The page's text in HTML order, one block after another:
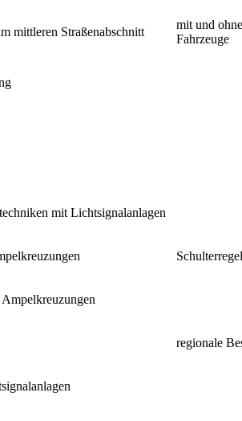
mittleren Straßenabschnitt
mit und
Fahrzeuge
mit Lichtsignalanlagen
Schulterregel
regionale